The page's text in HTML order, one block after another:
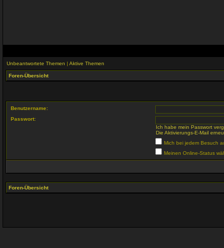
Unbeantwortete Themen | Aktive Themen
Foren-Übersicht
Benutzername:
Passwort:
Ich habe mein Passwort
Die Aktivierungs-E-Mail
Mich bei jedem Besuch
Meinen Online-Status
Foren-Übersicht